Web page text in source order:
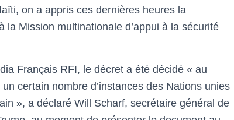
on a appris ces dernières heures la
Mission multinationale d’appui à la sécurité
Français RFI, le décret a été décidé « au
certain nombre d’instances des Nations unies
», a déclaré Will Scharf, secrétaire général de